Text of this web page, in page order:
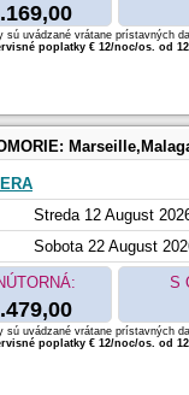
sú uvádzané vrátane prístavných
poplatky € 12/noc/os. od
Streda 12 August
Sobota 22 August
S
sú uvádzané vrátane prístavných
poplatky € 12/noc/os. od